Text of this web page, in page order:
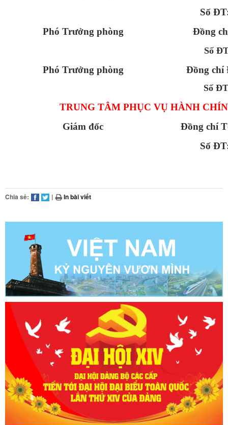
Số
Phó Trưởng phòng
Đồng
Số
Phó Trưởng phòng Đồng chí
Số
TRUNG TÂM PHỤC VỤ HÀNH
Giám đốc
Đồng chí
Số
Chia sẻ: | In bài viết